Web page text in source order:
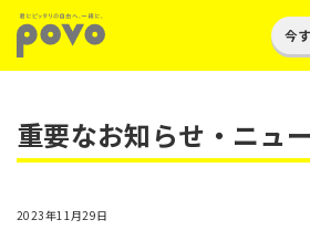
今
重要なお知らせ・ニュ
2023年11月29日